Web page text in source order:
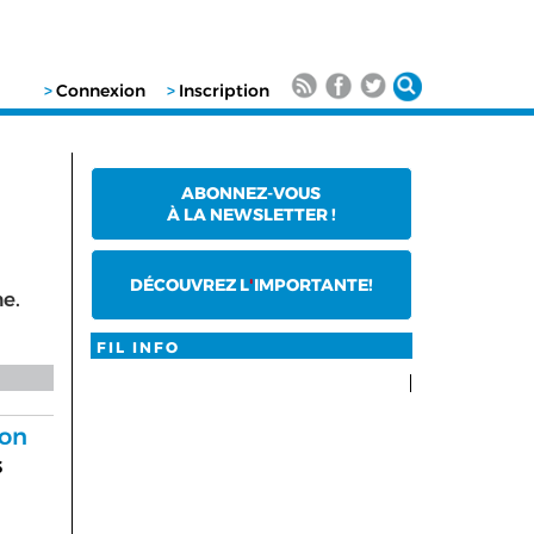
>Connexion > Inscription
ABONNEZ-VOUS
À LA NEWSLETTER !
DÉCOUVREZ L'IMPORTANTE!
FIL INFO